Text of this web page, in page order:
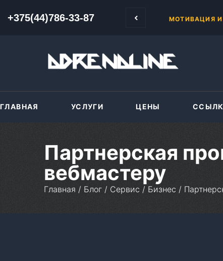
+375(44)786-33-87 +375(44)786-33-87
в бесплатной школе, затем продвинутый курс «500-1000». КАК
ГЛАВНАЯ УСЛУГИ ЦЕНЫ
Партнерская
вебмастеру
Главная / Блог / Сервис / Бизнес /